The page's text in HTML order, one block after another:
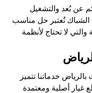
عن بُعد والتشغيل
الشباك تُعتبر حل مناسب
لا تحتاج لأنظمة
خدماتنا تتميز
غيار أصلية ومعتمدة